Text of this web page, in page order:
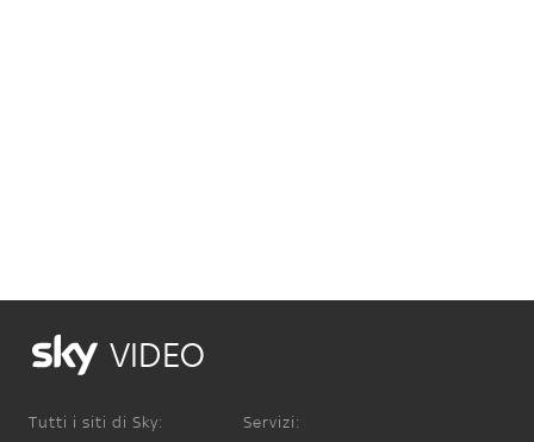
VIDEO
Tutti i siti di Sky: Servizi: